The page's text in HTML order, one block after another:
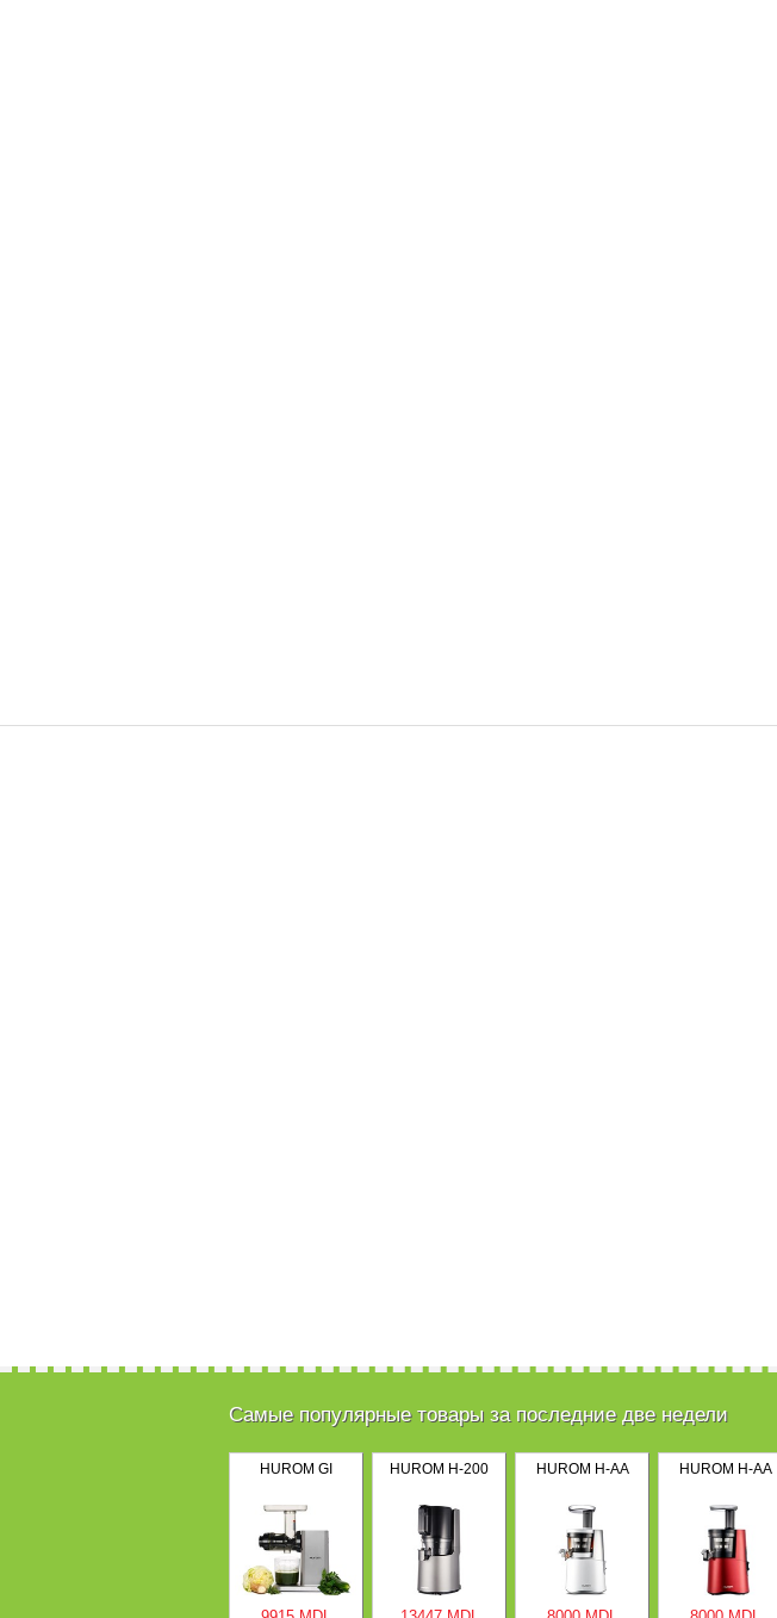
Самые популярные товары за последние две недели
HUROM GI HUROM H-200 HUROM H-AA HUROM H-AA